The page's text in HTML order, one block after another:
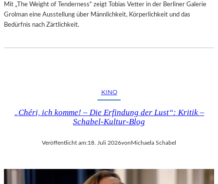
Mit „The Weight of Tenderness“ zeigt Tobias Vetter in der Berliner Galerie
Grolman eine Ausstellung über Männlichkeit, Körperlichkeit und das
Bedürfnis nach Zärtlichkeit.
KINO
„Chéri, ich komme! – Die Erfindung der Lust“: Kritik –
Schabel-Kultur-Blog
Veröffentlicht am:18. Juli 2026vonMichaela Schabel